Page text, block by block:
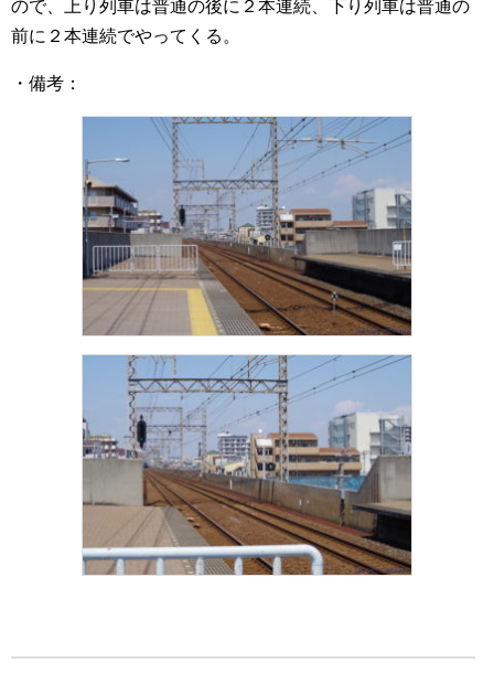
ので、上り列車は普通の後に２本連続、下り列車は普通の
前に２本連続でやってくる。
・備考：